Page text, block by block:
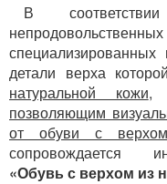
В
специализированных
детали верха
натуральной кожи,
позволяющим
от обуви с
сопровождается
«Обувь с верхом из